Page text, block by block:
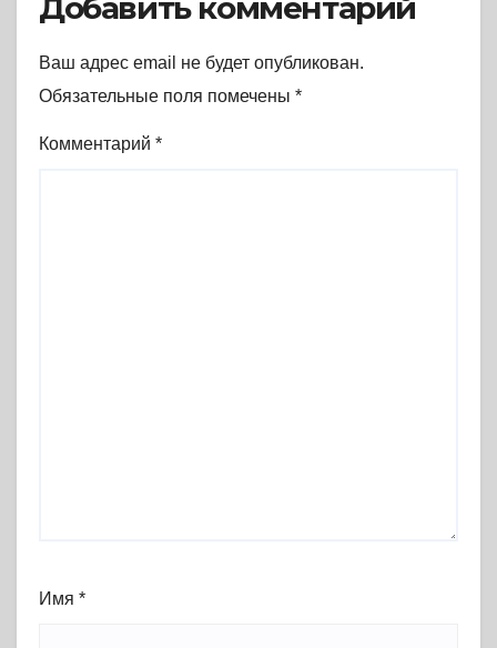
Ваш адрес email не будет опубликован.
Обязательные поля помечены *
Комментарий *
Имя *